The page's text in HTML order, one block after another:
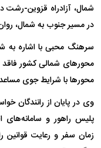
شمال، آزادراه قزوین-
در مسیر جنوب به شمال،
سرهنگ محبی با اشاره به
محورهای شمالی کشور فاقد
محورها با شرایط جوی
وی در پایان از رانندگان
پلیس راهور و سامانه‌های
زمان سفر و رعایت قوانین